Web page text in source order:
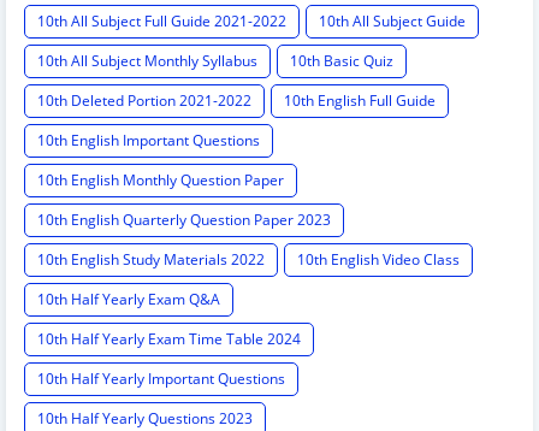
10th All Subject Full Guide 2021-2022
10th All Subject Guide
10th All Subject Monthly Syllabus
10th Basic Quiz
10th Deleted Portion 2021-2022
10th English Full Guide
10th English Important Questions
10th English Monthly Question Paper
10th English Quarterly Question Paper 2023
10th English Study Materials 2022
10th English Video Class
10th Half Yearly Exam Q&A
10th Half Yearly Exam Time Table 2024
10th Half Yearly Important Questions
10th Half Yearly Questions 2023